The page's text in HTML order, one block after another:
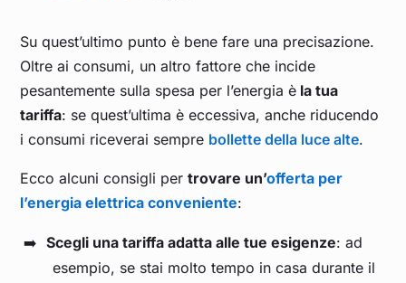
Su quest’ultimo punto è bene fare una precisazione.
Oltre ai consumi, un altro fattore che incide
pesantemente sulla spesa per l’energia è la tua
tariffa: se quest’ultima è eccessiva, anche riducendo
i consumi riceverai sempre bollette della luce alte.
Ecco alcuni consigli pertrovare un’offerta per
l’energia elettrica conveniente:
Scegli una tariffa adatta alle tue esigenze: ad
esempio, se stai molto tempo in casa durante il